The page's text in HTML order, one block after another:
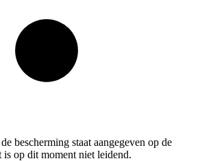
bescherming staat aangegeven op de
is op dit moment niet leidend.